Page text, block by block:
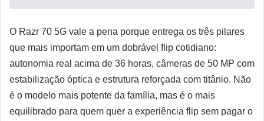
O Razr 70 5G vale a pena porque entrega os três pilares
que mais importam em um dobrável flip cotidiano:
autonomia real acima de 36 horas, câmeras de 50 MP com
estabilização óptica e estrutura reforçada com titânio. Não
é o modelo mais potente da família, mas é o mais
equilibrado para quem quer a experiência flip sem pagar o